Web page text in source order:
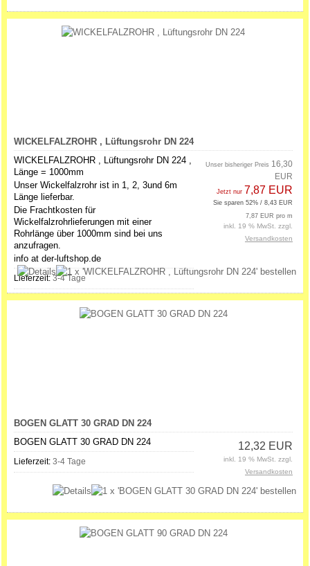
WICKELFALZROHR , Lüftungsrohr DN 224
WICKELFALZROHR , Lüftungsrohr DN 224 ,
Länge = 1000mm
Unser Wickelfalzrohr ist in 1, 2, 3und 6m
Länge lieferbar.
Die Frachtkosten für
Wickelfalzrohrlieferungen mit einer
Rohrlänge über 1000mm sind bei uns
anzufragen.
info at der-luftshop.de
Lieferzeit: 3-4 Tage
Unser bisheriger Preis 16,30
EUR
Jetzt nur 7,87 EUR
Sie sparen 52% / 8,43 EUR
7,87 EUR pro m
inkl. 19 % MwSt. zzgl.
Versandkosten
BOGEN GLATT 30 GRAD DN 224
BOGEN GLATT 30 GRAD DN 224
Lieferzeit: 3-4 Tage
12,32 EUR
inkl. 19 % MwSt. zzgl.
Versandkosten